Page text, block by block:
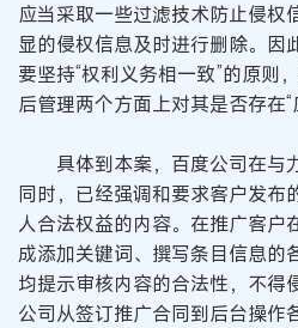
应当采取一些过滤技术防止侵权
显的侵权信息及时进行删除。因
要坚持“权利义务相一致”的原则
后管理两个方面上对其是否存在“
具体到本案，百度公司在与
同时，已经强调和要求客户发布
人合法权益的内容。在推广客户
成添加关键词、撰写条目信息的
均提示审核内容的合法性，不得
公司从签订推广合同到后台操作